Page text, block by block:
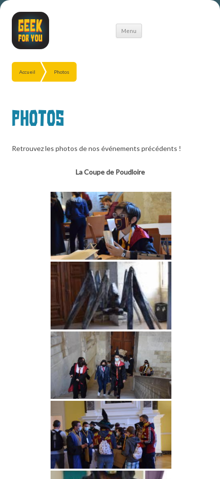
Menu
Aller
Accueil Photos
Photos
Retrouvez les photos de nos événements précédents !
La Coupe de Poudloire